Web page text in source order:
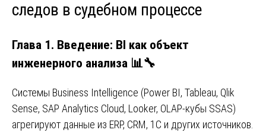
следов в судебном процессе
Глава 1. Введение: BI как объект
инженерного анализа 📊🔧
Системы Business Intelligence (Power BI, Tableau, Qlik
Sense, SAP Analytics Cloud, Looker, OLAP-кубы SSAS)
агрегируют данные из ERP, CRM, 1С и других источников.